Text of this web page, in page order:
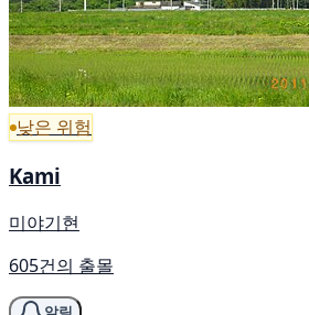
낮은 위험
Kami
미야기현
605건의 출몰